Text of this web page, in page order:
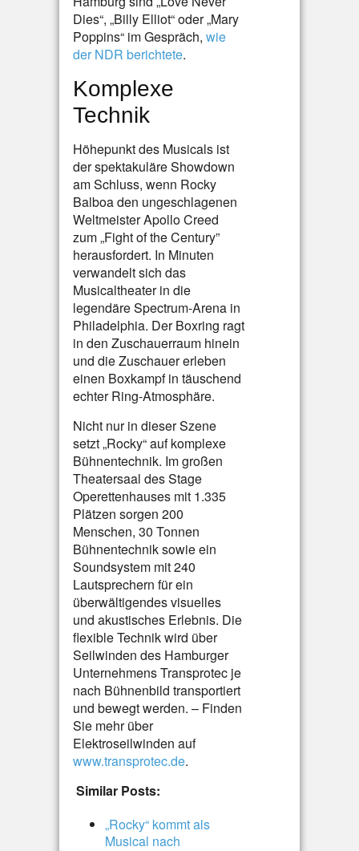
Dies“, „Billy Elliot“ oder „Mary
Poppins“ im Gespräch, wie
der NDR berichtete.
Komplexe
Technik
Höhepunkt des Musicals ist
der spektakuläre Showdown
am Schluss, wenn Rocky
Balboa den ungeschlagenen
Weltmeister Apollo Creed
zum „Fight of the Century”
herausfordert. In Minuten
verwandelt sich das
Musicaltheater in die
legendäre Spectrum-Arena in
Philadelphia. Der Boxring ragt
in den Zuschauerraum hinein
und die Zuschauer erleben
einen Boxkampf in täuschend
echter Ring-Atmosphäre.
Nicht nur in dieser Szene
setzt „Rocky“ auf komplexe
Bühnentechnik. Im großen
Theatersaal des Stage
Operettenhauses mit 1.335
Plätzen sorgen 200
Menschen, 30 Tonnen
Bühnentechnik sowie ein
Soundsystem mit 240
Lautsprechern für ein
überwältigendes visuelles
und akustisches Erlebnis. Die
flexible Technik wird über
Seilwinden des Hamburger
Unternehmens Transprotec je
nach Bühnenbild transportiert
und bewegt werden. – Finden
Sie mehr über
Elektroseilwinden auf
www.transprotec.de.
Similar Posts:
„Rocky“ kommt als
Musical nach